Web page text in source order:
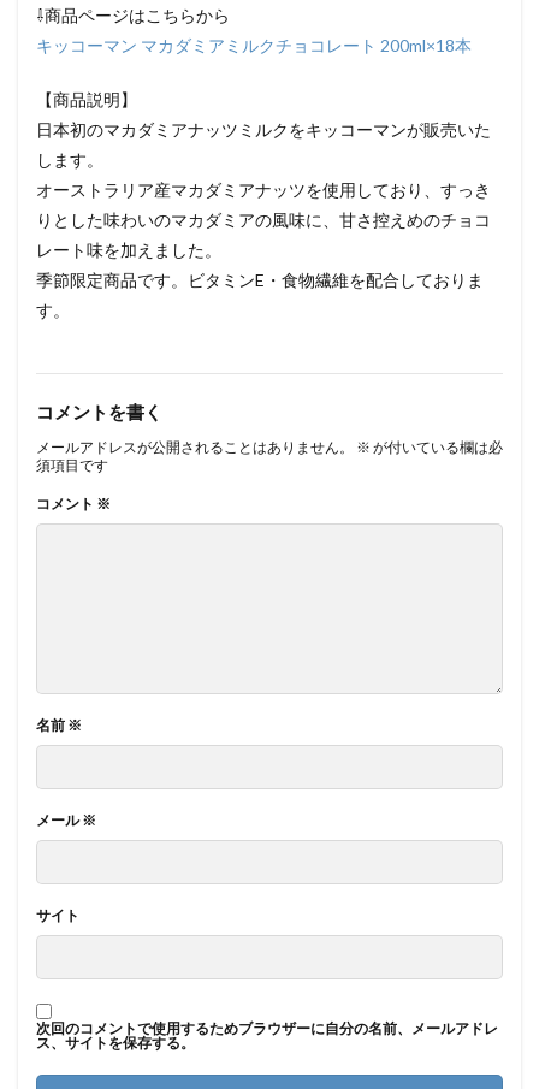
⇩商品ページはこちらから
キッコーマン マカダミアミルクチョコレート 200ml×18本
【商品説明】
日本初のマカダミアナッツミルクをキッコーマンが販売いた
します。
オーストラリア産マカダミアナッツを使用しており、すっき
りとした味わいのマカダミアの風味に、甘さ控えめのチョコ
レート味を加えました。
季節限定商品です。ビタミンE・食物繊維を配合しておりま
す。
コメントを書く
メールアドレスが公開されることはありません。 ※ が付いている欄は必
須項目です
コメント ※
名前 ※
メール※
サイト
次回のコメントで使用するためブラウザーに自分の名前、メールアドレ
ス、サイトを保存する。